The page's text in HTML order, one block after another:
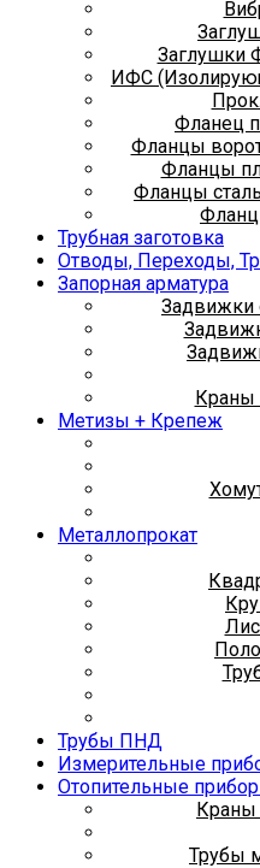
Заглушки
ИФС
Фланец
Фланцы
Фланцы
Фланцы
Трубная заготовка
Отводы, Переходы,
Запорная арматура
Задвижки
Краны
Метизы + Крепеж
Металлопрокат
Трубы ПНД
Измерительные
Отопительные
Краны
Трубы